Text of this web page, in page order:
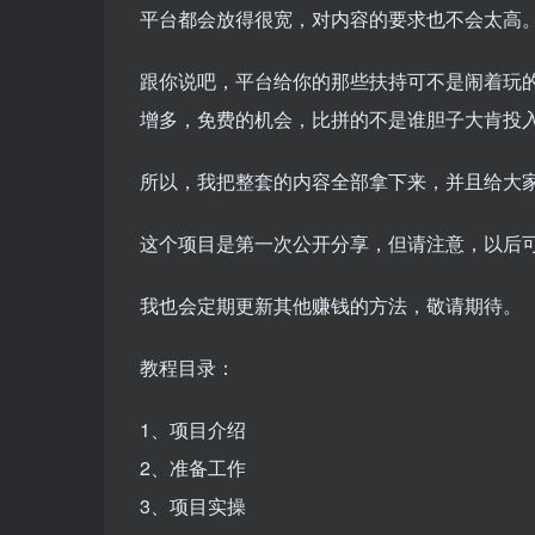
平台都会放得很宽，对内容的要求也不会太高
跟你说吧，平台给你的那些扶持可不是闹着
增多，免费的机会，比拼的不是谁胆子大肯
所以，我把整套的内容全部拿下来，并且给大
这个项目是第一次公开分享，但请注意，以
我也会定期更新其他赚钱的方法，敬请期待。
教程目录：
1、项目介绍
2、准备工作
3、项目实操